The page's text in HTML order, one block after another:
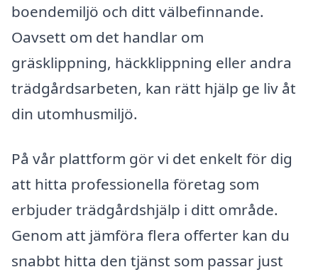
boendemiljö och ditt välbefinnande.
Oavsett om det handlar om
gräsklippning, häckklippning eller andra
trädgårdsarbeten, kan rätt hjälp ge liv åt
din utomhusmiljö.
På vår plattform gör vi det enkelt för dig
att hitta professionella företag som
erbjuder trädgårdshjälp i ditt område.
Genom att jämföra flera offerter kan du
snabbt hitta den tjänst som passar just